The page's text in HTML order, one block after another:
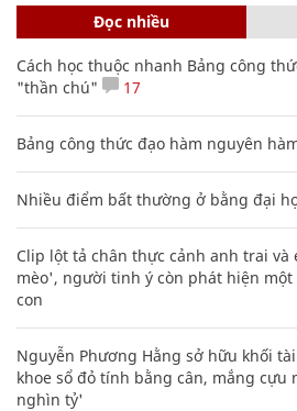
Đọc nhiều
Cách học thuộc nhanh Bảng công
"thần chú"
17
Bảng công thức đạo hàm nguyên
Nhiều điểm bất thường ở bằng đại
Clip lột tả chân thực cảnh anh trai
mèo', người tinh ý còn phát hiện
con
Nguyễn Phương Hằng sở hữu khối
khoe sổ đỏ tính bằng cân, mắng cựu
nghìn tỷ'